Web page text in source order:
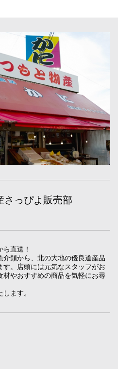
さっぴよ販売部
直送！
介類から、北の大地の優良道産品
。店頭には元気なスタッフがお
やおすすめの商品を気軽にお尋
ます。